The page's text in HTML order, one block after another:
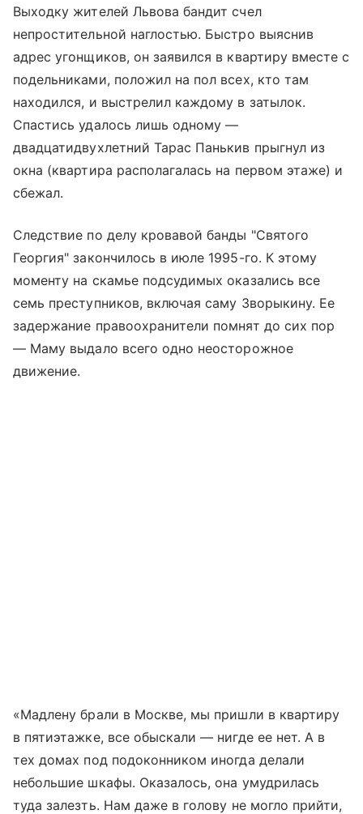
Выходку жителей Львова бандит счел
непростительной наглостью. Быстро выяснив
адрес угонщиков, он заявился в квартиру вместе с
подельниками, положил на пол всех, кто там
находился, и выстрелил каждому в затылок.
Спастись удалось лишь одному —
двадцатидвухлетний Тарас Панькив прыгнул из
окна (квартира располагалась на первом этаже) и
сбежал.
Следствие по делу кровавой банды "Святого
Георгия" закончилось в июле 1995-го. К этому
моменту на скамье подсудимых оказались все
семь преступников, включая саму Зворыкину. Ее
задержание правоохранители помнят до сих пор
— Маму выдало всего одно неосторожное
движение.
«Мадлену брали в Москве, мы пришли в квартиру
в пятиэтажке, все обыскали — нигде ее нет. А в
тех домах под подоконником иногда делали
небольшие шкафы. Оказалось, она умудрилась
туда залезть. Нам даже в голову не могло прийти,